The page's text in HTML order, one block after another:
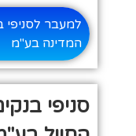
למעבר לסניפי
המדינה בע"מ
סניפי